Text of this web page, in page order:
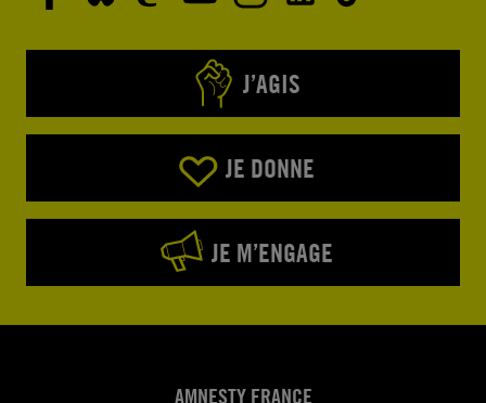
J’AGIS
JE DONNE
JE M’ENGAGE
AMNESTY FRANCE